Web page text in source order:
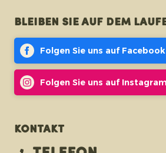
Bleiben Sie auf dem
Folgen Sie uns auf Facebook
Folgen Sie uns auf Instagram
Kontakt